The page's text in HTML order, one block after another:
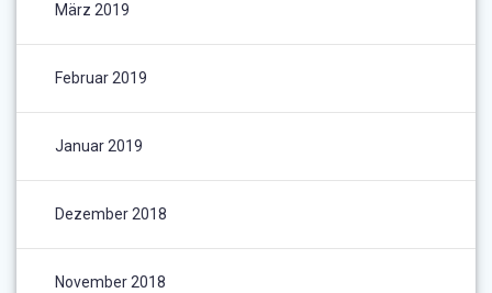
März 2019
Februar 2019
Januar 2019
Dezember 2018
November 2018